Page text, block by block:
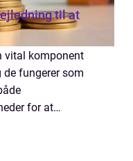
til at
vital komponent
de fungerer som
for at